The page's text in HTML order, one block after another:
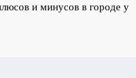
и минусов в городе у